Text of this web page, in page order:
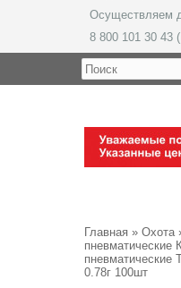
Осуществляем
8 800 101 30 43
Главная » Охота
пневматические
пневматические
0.78г 100шт